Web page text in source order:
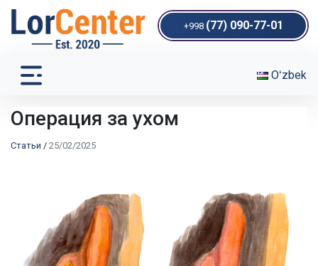
+998 (77) 090-77-01
Oʻzbek
Операция за ухом
Статьи / 25/02/2025